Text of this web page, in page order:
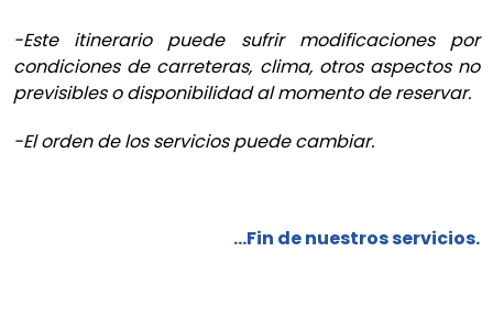
-Este itinerario puede sufrir modificaciones por
condiciones de carreteras, clima, otros aspectos no
previsibles o disponibilidad al momento de reservar.
-El orden de los servicios puede cambiar.
…Fin de nuestros servicios.